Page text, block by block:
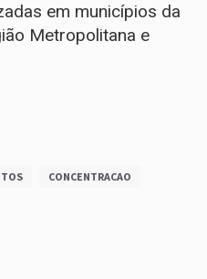
em municípios da
Metropolitana e
CONCENTRACAO